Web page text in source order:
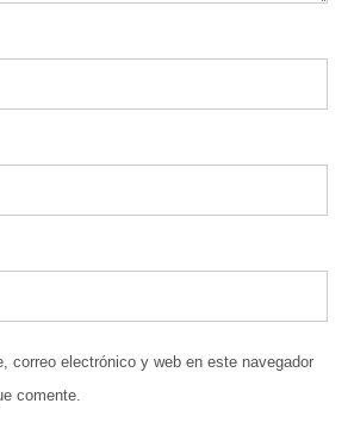
correo electrónico y web en este navegador
comente.